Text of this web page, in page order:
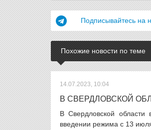
Подписывайтесь на
Похожие новости по теме
14.07.2023, 10:04
В СВЕРДЛОВСКОЙ
В Свердловской
введении режима с 13